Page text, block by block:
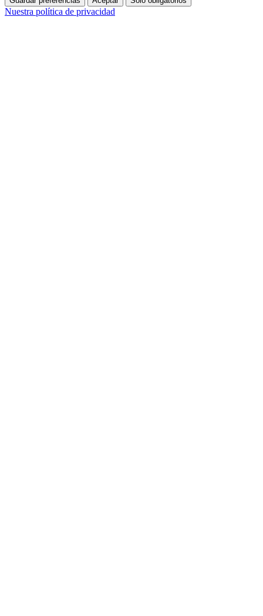
Nuestra política de privacidad